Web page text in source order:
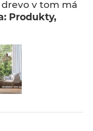
v tom má
Produkty,